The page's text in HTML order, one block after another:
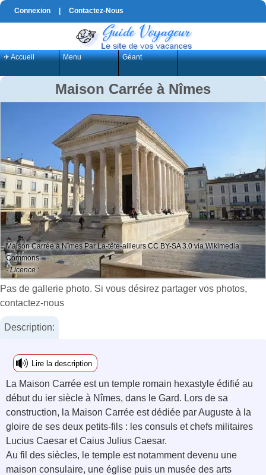
Connexion Contactez-Nous
✈ Accueil Menu Géant
Maison Carrée à Nîmes
Maison Carrée à Nîmes Par La-tête-ailleurs CC BY-SA 3.0 via Wikimedia
Commons
- Licence :
Pas de gallerie photo. Si vous désirez partager vos photos,
contactez-nous
Description:
Lire la description
La Maison Carrée est un temple romain hexastyle édifié au
début du ier siècle à Nîmes, dans le Gard. Lors de sa
construction, la Maison Carrée est dédiée par Auguste à la
gloire de ses deux petits-fils : les consuls et chefs militaires
Lucius Caesar et Caius Julius Caesar.
Au fil des siècles, le temple est notamment devenu une
maison consulaire, une église puis un musée des arts